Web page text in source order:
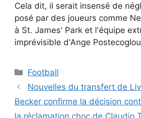
Cela dit, il serait insensé de
posé par des joueurs comme
à St. James' Park et l'équipe
imprévisible d'Ange
Catégories
Football
Nouvelles du transfert de
Becker confirme la décision
la réclamation choc de Claudio